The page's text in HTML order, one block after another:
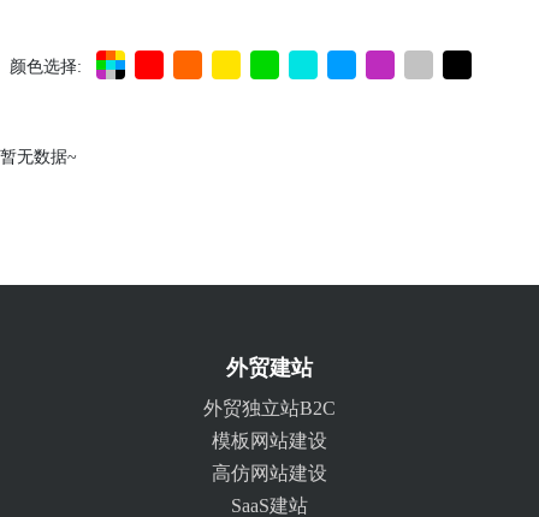
颜色选择:
暂无数据~
外贸建站
外贸独立站B2C
模板网站建设
高仿网站建设
SaaS建站